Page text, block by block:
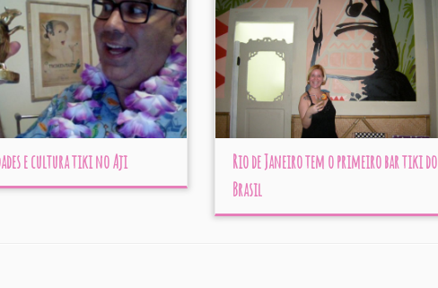
e cultura tiki no Aji
Rio de Janeiro tem o primeiro bar tiki do
Brasil